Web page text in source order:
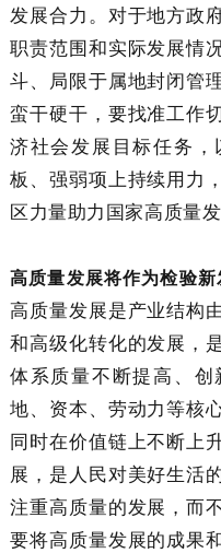
发展合力。对于地方政
职责范围和实际发展情
斗、局限于属地封闭管
蛮干硬干，要找准工作
济社会发展目标任务
板、强弱项上持续用力
区力量助力国家高质量发
高质量发展将作为检验
高质量发展是产业结构
和高级化转化的发展，
体系质量不断提高、
地、资本、劳动力等核
同时在价值链上不断上
展，是人民对美好生活
注重高质量的发展，而
要将高质量发展的成果